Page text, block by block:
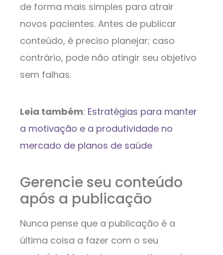
de forma mais simples para atrair
novos pacientes. Antes de publicar
conteúdo, é preciso planejar; caso
contrário, pode não atingir seu objetivo
sem falhas.
Leia também: Estratégias para manter
a motivação e a produtividade no
mercado de planos de saúde
Gerencie seu conteúdo
após a publicação
Nunca pense que a publicação é a
última coisa a fazer com o seu